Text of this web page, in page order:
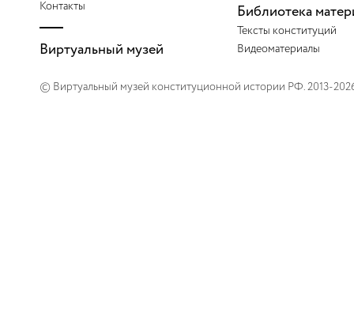
Контакты
Виртуальный музей
Библиотека
Тексты конституций
Видеоматериалы
© Виртуальный музей конституционной истории РФ. 2013-